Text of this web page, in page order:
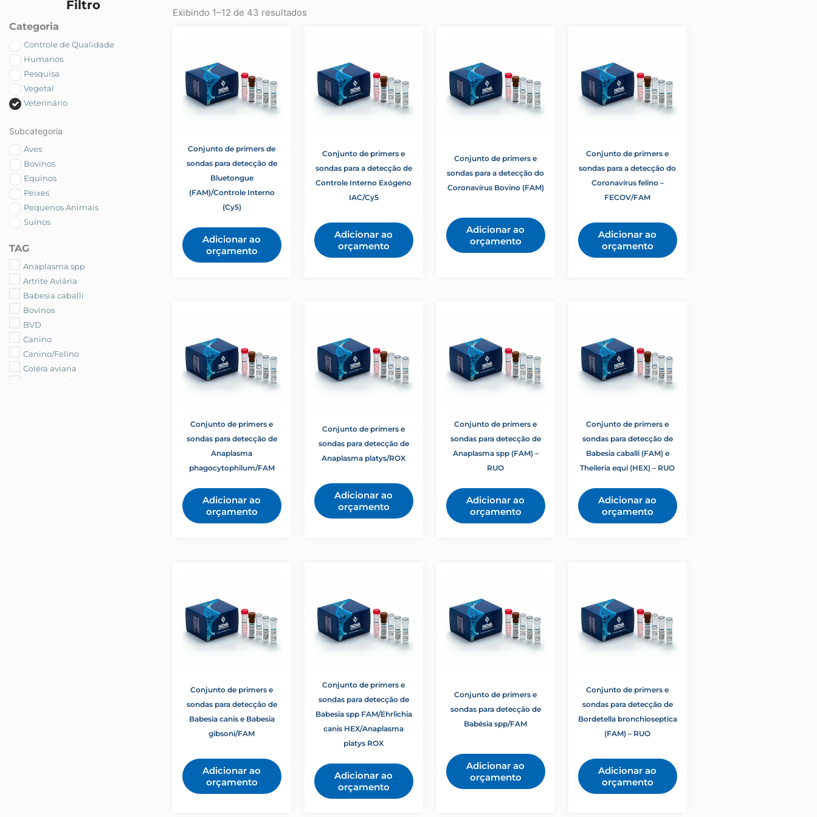
Filtro
Categoria
Controle de Qualidade
Humanos
Pesquisa
Vegetal
Veterinário
Subcategoria
Aves
Bovinos
Equinos
Peixes
Pequenos Animais
Suínos
TAG
Anaplasma spp
Artrite Aviária
Babesia caballi
Bovinos
BVD
Canino
Canino/Felino
Coléra aviaria
Controle exógeno
Exibindo 1–12 de 43 resultados
Conjunto de primers de
sondas para detecção de
Bluetongue
(FAM)/Controle Interno
(Cy5)
Adicionar ao
orçamento
Conjunto de primers e
sondas para a detecção de
Controle Interno Exógeno
IAC/Cy5
Adicionar ao
orçamento
Conjunto de primers e
sondas para a detecção do
Coronavírus Bovino (FAM)
Adicionar ao
orçamento
Conjunto de primers e
sondas para a detecção do
Coronavírus felino –
FECOV/FAM
Adicionar ao
orçamento
Conjunto de primers e
sondas para detecção de
Anaplasma
phagocytophilum/FAM
Adicionar ao
orçamento
Conjunto de primers e
sondas para detecção de
Anaplasma platys/ROX
Adicionar ao
orçamento
Conjunto de primers e
sondas para detecção de
Anaplasma spp (FAM) –
RUO
Adicionar ao
orçamento
Conjunto de primers e
sondas para detecção de
Babesia caballi (FAM) e
Theileria equi (HEX) – RUO
Adicionar ao
orçamento
Conjunto de primers e
sondas para detecção de
Babesia canis e Babesia
gibsoni/FAM
Adicionar ao
orçamento
Conjunto de primers e
sondas para detecção de
Babesia spp FAM/Ehrlichia
canis HEX/Anaplasma
platys ROX
Adicionar ao
orçamento
Conjunto de primers e
sondas para detecção de
Babésia spp/FAM
Adicionar ao
orçamento
Conjunto de primers e
sondas para detecção de
Bordetella bronchioseptica
(FAM) – RUO
Adicionar ao
orçamento